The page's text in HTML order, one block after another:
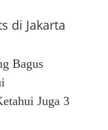
di Jakarta
Bagus
Juga 3